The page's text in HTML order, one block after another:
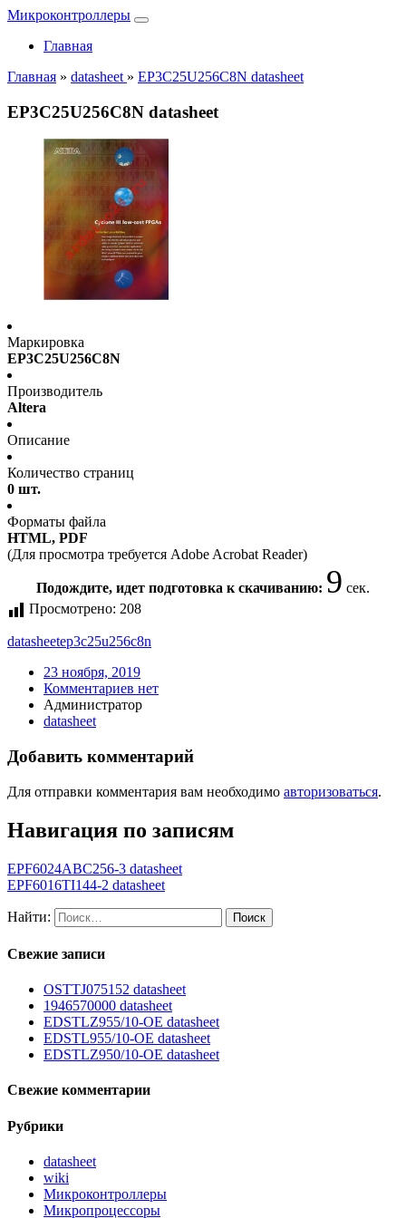
Микроконтроллеры
Главная
Главная » datasheet » EP3C25U256C8N datasheet
EP3C25U256C8N datasheet
Маркировка
EP3C25U256C8N
Производитель
Altera
Описание
Количество страниц
0 шт.
Форматы файла
HTML, PDF
(Для просмотра требуется Adobe Acrobat Reader)
Подождите, идет подготовка к скачиванию: 9 сек.
Просмотрено: 208
datasheetep3c25u256c8n
23 ноября, 2019
Комментариев нет
Администратор
datasheet
Добавить комментарий
Для отправки комментария вам необходимо авторизоваться.
Навигация по записям
EPF6024ABC256-3 datasheet
EPF6016TI144-2 datasheet
Найти:
Свежие записи
OSTTJ075152 datasheet
1946570000 datasheet
EDSTLZ955/10-OE datasheet
EDSTL955/10-OE datasheet
EDSTLZ950/10-OE datasheet
Свежие комментарии
Рубрики
datasheet
wiki
Микроконтроллеры
Микропроцессоры